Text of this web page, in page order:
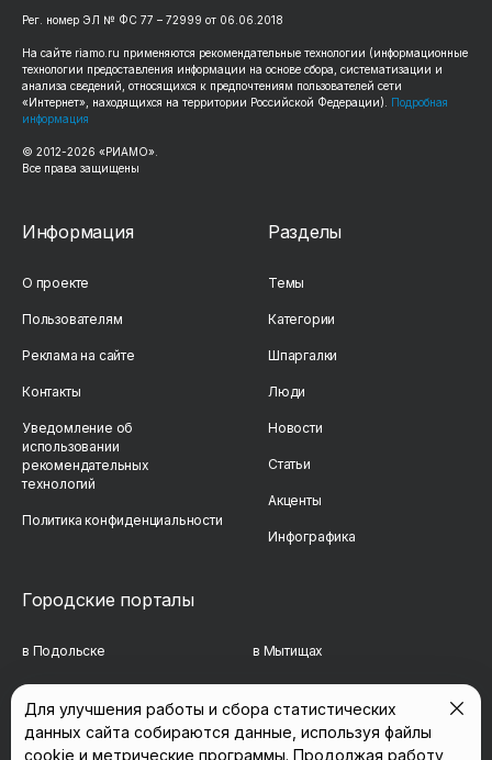
Рег. номер ЭЛ № ФС 77 – 72999 от 06.06.2018
На сайте riamo.ru применяются рекомендательные технологии (информационные
технологии предоставления информации на основе сбора, систематизации и
анализа сведений, относящихся к предпочтениям пользователей сети
«Интернет», находящихся на территории Российской Федерации).
Подробная
информация
© 2012-2026 «РИАМО».
Все права защищены
Информация
О проекте
Пользователям
Реклама на сайте
Контакты
Уведомление об
использовании
рекомендательных
технологий
Политика конфиденциальности
Разделы
Темы
Категории
Шпаргалки
Люди
Новости
Статьи
Акценты
Инфографика
Городские порталы
в Подольске в Мытищах
в Сергиевом Посаде в Люберцах
Для улучшения работы и сбора статистических
данных сайта собираются данные, используя файлы
cookie и метрические программы. Продолжая работу